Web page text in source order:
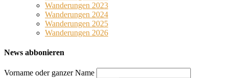
Wanderungen 2023
Wanderungen 2024
Wanderungen 2025
Wanderungen 2026
News abbonieren
Vorname oder ganzer Name